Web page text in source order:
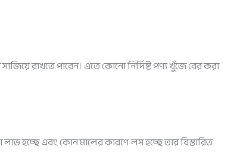
রাখতে পারেন। এতে কোনো নির্দিষ্ট পণ্য খুঁজে বের করা
হচ্ছে এবং কোন মালের কারণে লস হচ্ছে তার বিস্তারিত